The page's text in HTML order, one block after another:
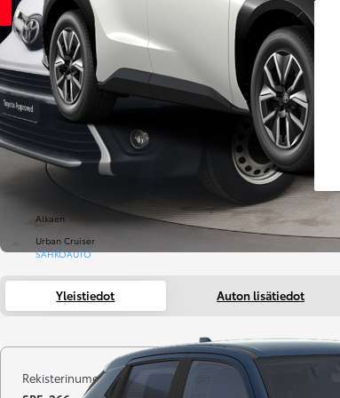
Alkaen
Urban Cruiser
SÄHKÖAUTO
Yleistiedot Auton lisätiedot
Rekisterinumero
Kilometrit